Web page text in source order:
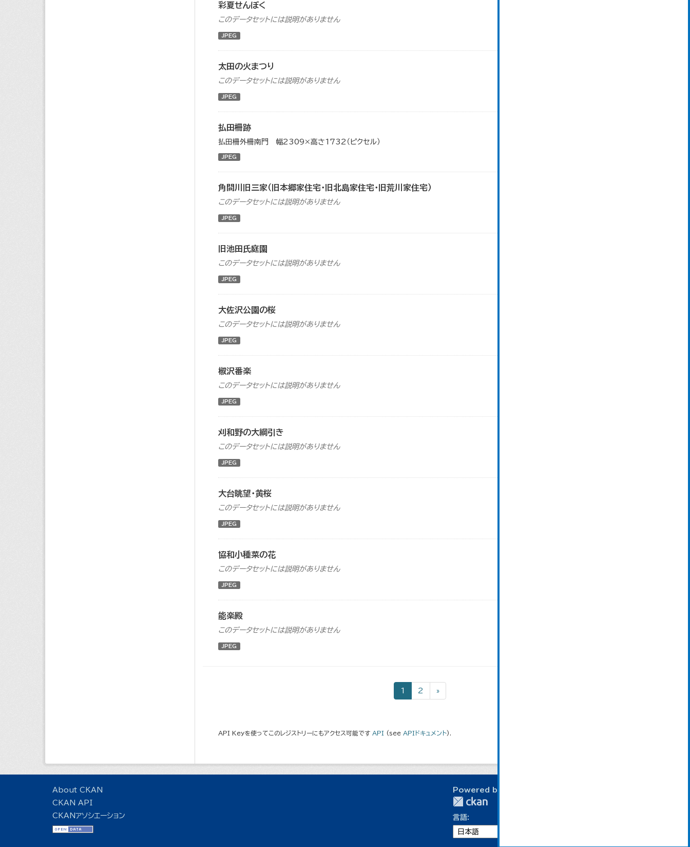
彩夏せんぼく
このデータセットには説明がありません
JPEG
太田の火まつり
このデータセットには説明がありません
JPEG
払田柵跡
払田柵外柵南門 幅2309×高さ1732（ピクセル）
JPEG
角間川旧三家（旧本郷家住宅・旧北島家住宅・旧荒川家住宅）
このデータセットには説明がありません
JPEG
旧池田氏庭園
このデータセットには説明がありません
JPEG
大佐沢公園の桜
このデータセットには説明がありません
JPEG
椒沢番楽
このデータセットには説明がありません
JPEG
刈和野の大綱引き
このデータセットには説明がありません
JPEG
大台眺望・黄桜
このデータセットには説明がありません
JPEG
協和小種菜の花
このデータセットには説明がありません
JPEG
能楽殿
このデータセットには説明がありません
JPEG
1 2 »
API Keyを使ってこのレジストリーにもアクセス可能です API (see APIドキュメント).
About CKAN
CKAN API
CKANアソシエーション
Powered by
言語